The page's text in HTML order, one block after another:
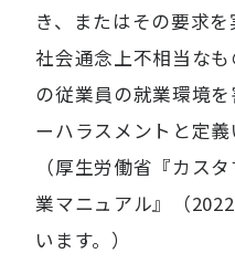
き、またはその要求
社会通念上不相当な
の従業員の就業環境
ーハラスメントと定義
（厚生労働省『カス
業マニュアル』（
います。）